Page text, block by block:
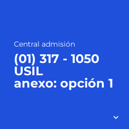
Central admisión
(01) 317 - 1050
USIL
anexo: opción 1